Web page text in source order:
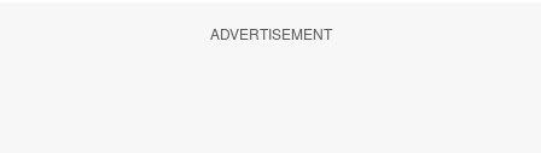
ADVERTISEMENT